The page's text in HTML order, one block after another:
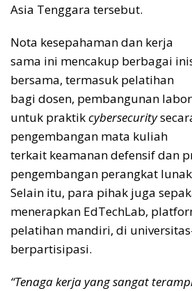
Asia Tenggara tersebut.
Nota kesepahaman dan kerja
sama ini mencakup berbagai
bersama, termasuk pelatihan
bagi dosen, pembangunan
untuk praktikcybersecurity
pengembangan mata kuliah
terkait keamanan defensif dan
pengembangan perangkat
Selain itu, para pihak juga
menerapkan EdTechLab,
pelatihan mandiri, di
berpartisipasi.
“Tenaga kerja yang sangat